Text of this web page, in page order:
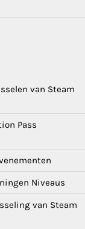
van Steam
Pass
Niveaus
van Steam